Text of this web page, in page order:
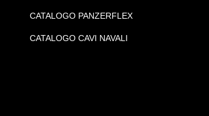
CATALOGO PANZERFLEX
CATALOGO CAVI NAVALI